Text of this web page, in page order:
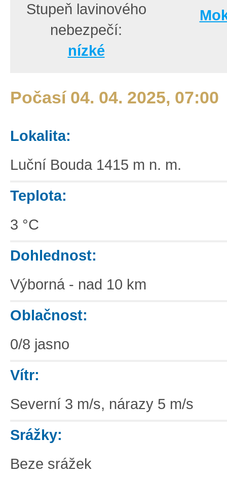
Stupeň lavinového
nebezpečí:
nízké
Počasí 04. 04. 2025, 07:00
Lokalita:
Luční Bouda 1415 m n. m.
Teplota:
3 °C
Dohlednost:
Výborná - nad 10 km
Oblačnost:
0/8 jasno
Vítr:
Severní 3 m/s, nárazy 5 m/s
Srážky:
Beze srážek